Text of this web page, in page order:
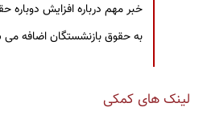
خبر مهم درباره افزایش
به حقوق بازنشستگان اضافه
لینک های کمکی